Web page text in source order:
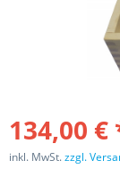
134,00 €
inkl. MwSt.zzgl.